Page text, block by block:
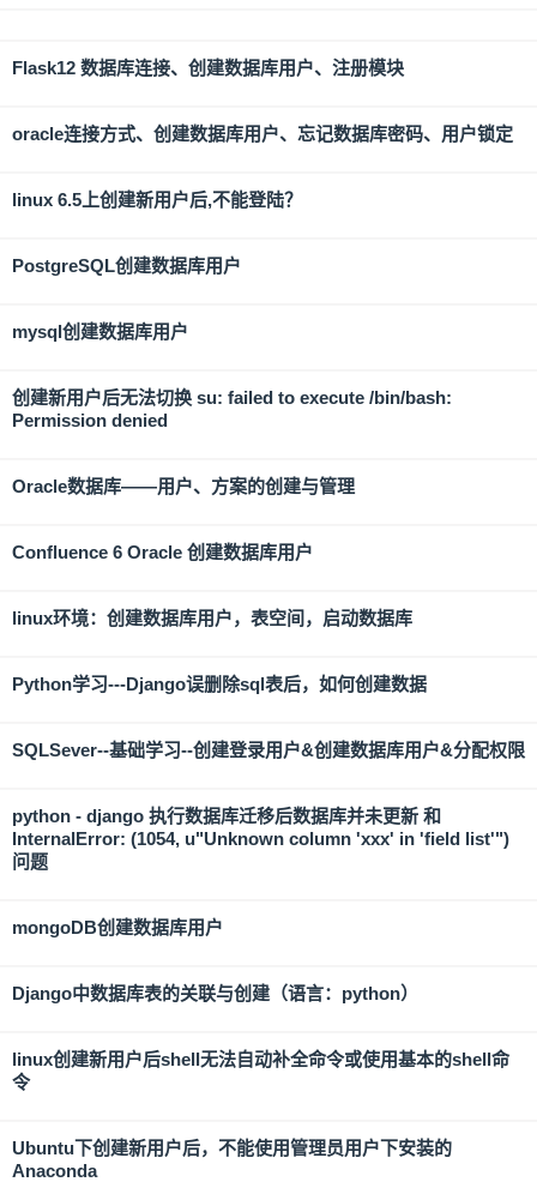
Flask12 数据库连接、创建数据库用户、注册模块
oracle连接方式、创建数据库用户、忘记数据库密码、用户锁定
linux 6.5上创建新用户后,不能登陆？
PostgreSQL创建数据库用户
mysql创建数据库用户
创建新用户后无法切换 su: failed to execute /bin/bash:
Permission denied
Oracle数据库——用户、方案的创建与管理
Confluence 6 Oracle 创建数据库用户
linux环境：创建数据库用户，表空间，启动数据库
Python学习---Django误删除sql表后，如何创建数据
SQLSever--基础学习--创建登录用户&创建数据库用户&分配权限
python - django 执行数据库迁移后数据库并未更新 和
InternalError: (1054, u"Unknown column 'xxx' in 'field list'")
问题
mongoDB创建数据库用户
Django中数据库表的关联与创建（语言：python）
linux创建新用户后shell无法自动补全命令或使用基本的shell命
令
Ubuntu下创建新用户后，不能使用管理员用户下安装的
Anaconda